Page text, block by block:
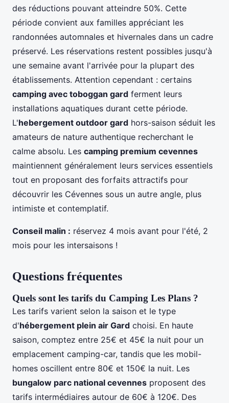
des réductions pouvant atteindre 50%. Cette
période convient aux familles appréciant les
randonnées automnales et hivernales dans un cadre
préservé. Les réservations restent possibles jusqu'à
une semaine avant l'arrivée pour la plupart des
établissements. Attention cependant : certains
camping avec toboggan gard ferment leurs
installations aquatiques durant cette période.
L'hebergement outdoor gard hors-saison séduit les
amateurs de nature authentique recherchant le
calme absolu. Les camping premium cevennes
maintiennent généralement leurs services essentiels
tout en proposant des forfaits attractifs pour
découvrir les Cévennes sous un autre angle, plus
intimiste et contemplatif.
Conseil malin : réservez 4 mois avant pour l'été, 2
mois pour les intersaisons !
Questions fréquentes
Quels sont les tarifs du Camping Les Plans ?
Les tarifs varient selon la saison et le type
d'hébergement plein air Gard choisi. En haute
saison, comptez entre 25€ et 45€ la nuit pour un
emplacement camping-car, tandis que les mobil-
homes oscillent entre 80€ et 150€ la nuit. Les
bungalow parc national cevennes proposent des
tarifs intermédiaires autour de 60€ à 120€. Des